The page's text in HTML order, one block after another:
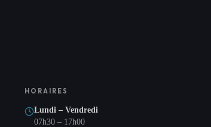
HORAIRES
Lundi – Vendredi
07h30 – 17h00